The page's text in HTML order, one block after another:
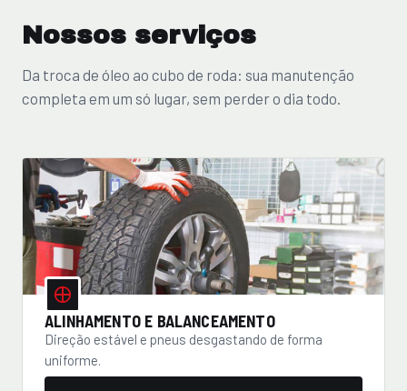
Nossos serviços
Da troca de óleo ao cubo de roda: sua manutenção
completa em um só lugar, sem perder o dia todo.
ALINHAMENTO E BALANCEAMENTO
Direção estável e pneus desgastando de forma
uniforme.